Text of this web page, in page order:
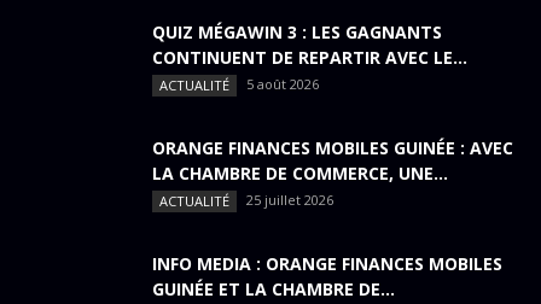
QUIZ MÉGAWIN 3 : LES GAGNANTS
CONTINUENT DE REPARTIR AVEC LE...
ACTUALITÉ 5 août 2026
ORANGE FINANCES MOBILES GUINÉE : AVEC
LA CHAMBRE DE COMMERCE, UNE...
ACTUALITÉ 25 juillet 2026
INFO MEDIA : ORANGE FINANCES MOBILES
GUINÉE ET LA CHAMBRE DE...